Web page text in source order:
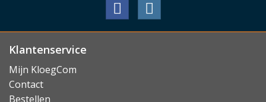
Klantenservice
Mijn KloegCom
Contact
Bestellen